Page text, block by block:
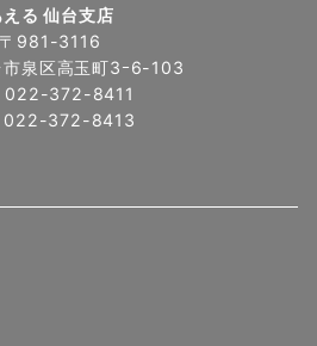
える 仙台支店
〒981-3116
市泉区高玉町3ｰ6-103
022-372-8411
022-372-8413